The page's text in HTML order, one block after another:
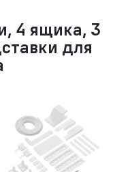
4 ящика, 3
для